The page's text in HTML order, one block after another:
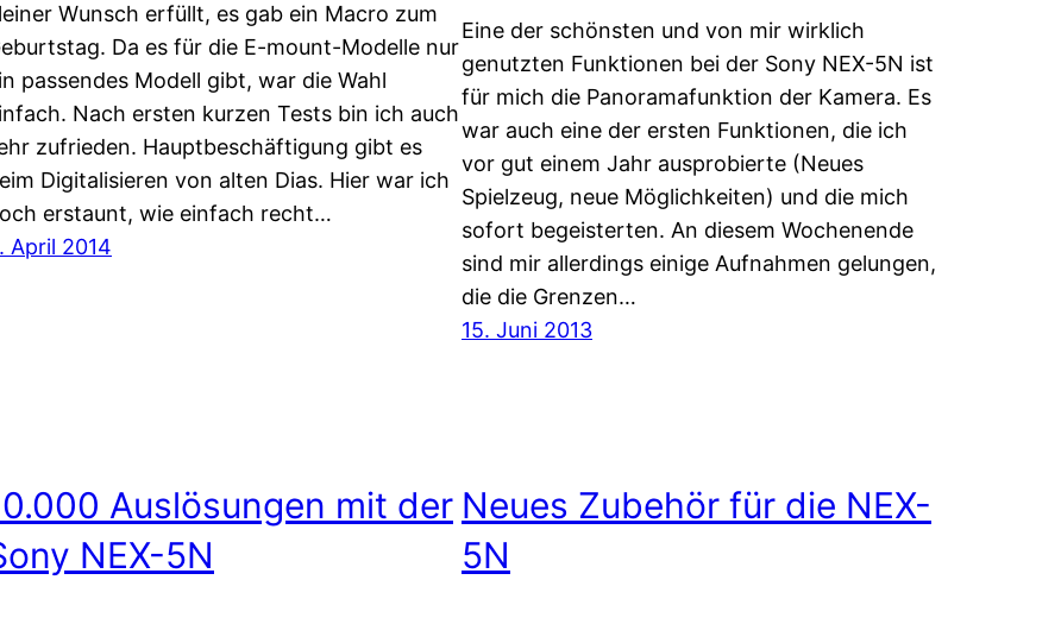
Wunsch erfüllt, es gab ein Macro zum
Da es für die E-mount-Modelle nur
passendes Modell gibt, war die Wahl
Nach ersten kurzen Tests bin ich auch
zufrieden. Hauptbeschäftigung gibt es
Digitalisieren von alten Dias. Hier war ich
erstaunt, wie einfach recht…
April 2014
Eine der schönsten und von mir wirklich
genutzten Funktionen bei der Sony NEX-5N ist
für mich die Panoramafunktion der Kamera. Es
war auch eine der ersten Funktionen, die ich
vor gut einem Jahr ausprobierte (Neues
Spielzeug, neue Möglichkeiten) und die mich
sofort begeisterten. An diesem Wochenende
sind mir allerdings einige Aufnahmen gelungen,
die die Grenzen…
15. Juni 2013
Auslösungen mit der
NEX-5N
Neues Zubehör für die NEX-
5N